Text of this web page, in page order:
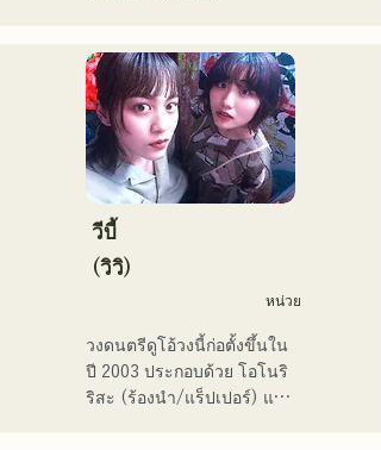
โตเกียว โดยมีเป้าหมายที่จะ
แสดงในศึกเพลงแดงและขาว
พวกเขามียอดวิวบนโซเชียลมี
เดียมากกว่า 3.5 ล้านครั้ง
และมีผู้ติดตามมากกว่า
119,000 คน!
นอกจากนี้ พวกเขายังได้รับ
เลือกให้ร้องเพลงธีมการ
แข่งขันเบสบอลระดับมัธยม
ปลาย All Japan ครั้งที่ 106
ในปี 2024 โดยเป็นตัวแทน
ของ J:COM ฟุกุโอกะ คุมาโม
โตะ และชิโมโนเซกิ ทำให้
พวกเขาเป็นวงที่น่าจับตามอง
วีบี้
(วิวิ)
หน่วย
วงดนตรีดูโอ้วงนี้ก่อตั้งขึ้นใน
ปี 2003 ประกอบด้วย โอโนริ
ริสะ (ร้องนำ/แร็ปเปอร์) และ